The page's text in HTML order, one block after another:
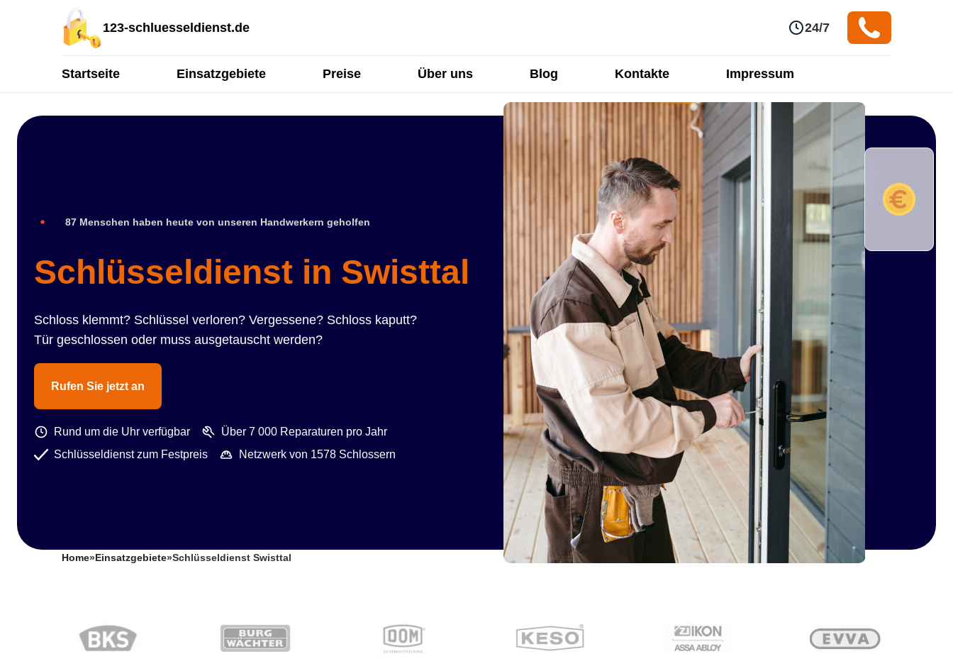
123-schluesseldienst.de 24/7
Startseite Einsatzgebiete Preise Über uns Blog Kontakte Impressum
87 Menschen haben heute von unseren Handwerkern geholfen
Schlüsseldienst in Swisttal
Schloss klemmt? Schlüssel verloren? Vergessene? Schloss kaputt?
Tür geschlossen oder muss ausgetauscht werden?
Rufen Sie jetzt an
Rund um die Uhr verfügbar
Über 7 000 Reparaturen pro Jahr
Schlüsseldienst zum Festpreis
Netzwerk von 1578 Schlossern
Home» Einsatzgebiete»Schlüsseldienst Swisttal